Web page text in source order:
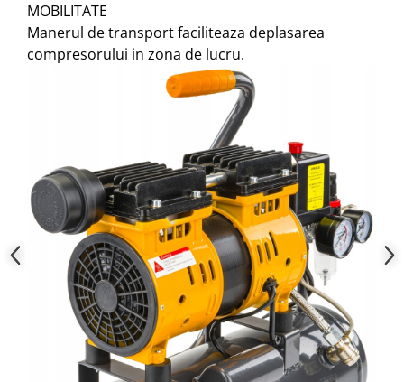
MOBILITATE
Manerul de transport faciliteaza deplasarea
compresorului in zona de lucru.